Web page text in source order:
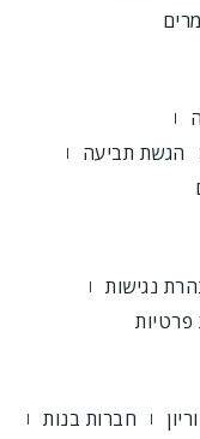
הגשת תביעה
נגישות
פרטיות
חברות בנות